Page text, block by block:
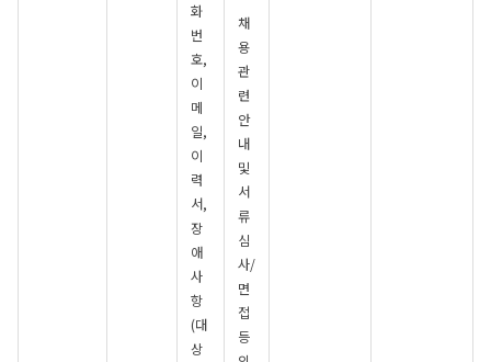
화
번
호,
이
메
일,
이
력
서,
장
애
사
항
(대
상
채
용
관
련
안
내
및
서
류
심
사/
면
접
등